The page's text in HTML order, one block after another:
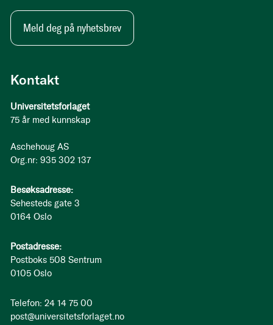
Kontakt
Universitetsforlaget
75 år med kunnskap
Aschehoug AS
Org.nr: 935 302 137
Besøksadresse:
Sehesteds gate 3
0164 Oslo
Postadresse:
Postboks 508 Sentrum
0105 Oslo
Telefon: 24 14 75 00
post@universitetsforlaget.no
Meld deg på nyhetsbrev